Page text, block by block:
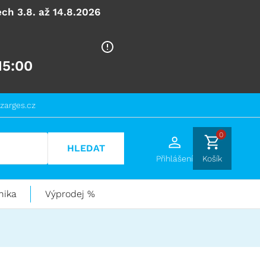
3.8. až 14.8.2026
HLEDAT
Přihlášení
0
Košík
Výprodej %